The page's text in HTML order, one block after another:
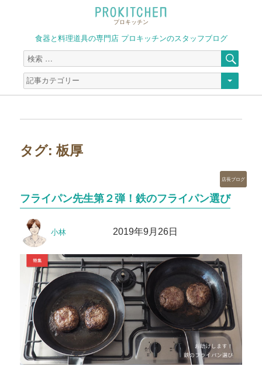
プロキッチン
食器と料理道具の専門店 プロキッチンのスタッフブログ
検
索
対
象:
索
タグ:板厚
フライパン先生第２弾！鉄のフライパン選び
稿
小林稿
2019年9月26日
カ
テ
ゴ
店長ブログ